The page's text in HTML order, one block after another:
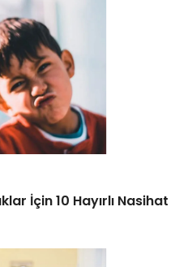
İçin 10 Hayırlı Nasihat